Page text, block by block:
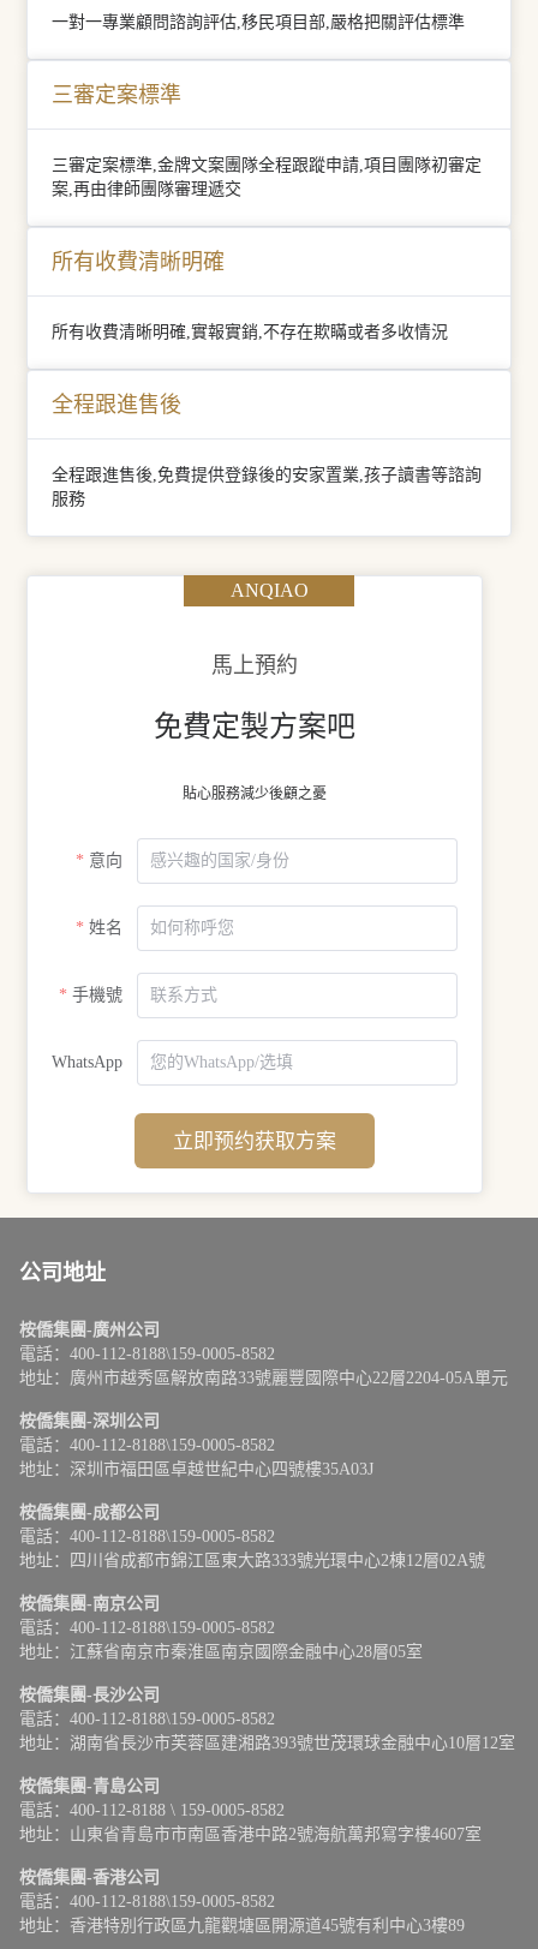
一對一專業顧問諮詢評估,移民項目部,嚴格把關評估標準
三審定案標準
三審定案標準,金牌文案團隊全程跟蹤申請,項目團隊初審定
案,再由律師團隊審理遞交
所有收費清晰明確
所有收費清晰明確,實報實銷,不存在欺瞞或者多收情況
全程跟進售後
全程跟進售後,免費提供登錄後的安家置業,孩子讀書等諮詢
服務
ANQIAO
馬上預約
免費定製方案吧
貼心服務減少後顧之憂
意向
姓名
手機號
WhatsApp
立即预约获取方案
公司地址
桉僑集團-廣州公司
電話：400-112-8188\159-0005-8582
地址：廣州市越秀區解放南路33號麗豐國際中心22層2204-05A單元
桉僑集團-深圳公司
電話：400-112-8188\159-0005-8582
地址：深圳市福田區卓越世紀中心四號樓35A03J
桉僑集團-成都公司
電話：400-112-8188\159-0005-8582
地址：四川省成都市錦江區東大路333號光環中心2棟12層02A號
桉僑集團-南京公司
電話：400-112-8188\159-0005-8582
地址：江蘇省南京市秦淮區南京國際金融中心28層05室
桉僑集團-長沙公司
電話：400-112-8188\159-0005-8582
地址：湖南省長沙市芙蓉區建湘路393號世茂環球金融中心10層12室
桉僑集團-青島公司
電話：400-112-8188 \ 159-0005-8582
地址：山東省青島市市南區香港中路2號海航萬邦寫字樓4607室
桉僑集團-香港公司
電話：400-112-8188\159-0005-8582
地址：香港特別行政區九龍觀塘區開源道45號有利中心3樓89